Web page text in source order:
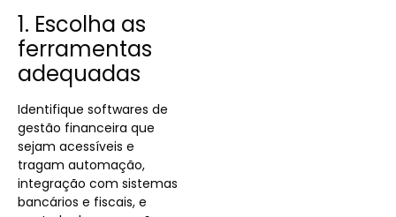
1. Escolha as
ferramentas
adequadas
Identifique softwares de
gestão financeira que
sejam acessíveis e
tragam automação,
integração com sistemas
bancários e fiscais, e